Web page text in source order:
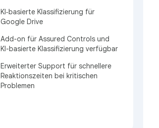
KI‑basierte Klassifizierung für
Google Drive
Add-on für Assured Controls und
KI-basierte Klassifizierung verfügbar
Erweiterter Support für schnellere
Reaktionszeiten bei kritischen
Problemen